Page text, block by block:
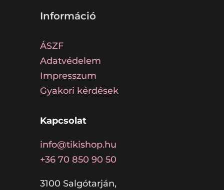
Információ
ÁSZF
Adatvédelem
Impresszum
Gyakori kérdések
Kapcsolat
info@tikishop.hu
+36 70 850 90 50
3100 Salgótarján,